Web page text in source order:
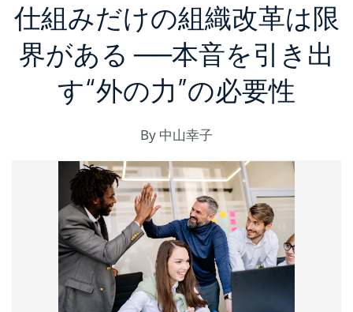
仕組みだけの組織改革は限
界がある ──本音を引き出
す“外の力”の必要性
By 中山幸子